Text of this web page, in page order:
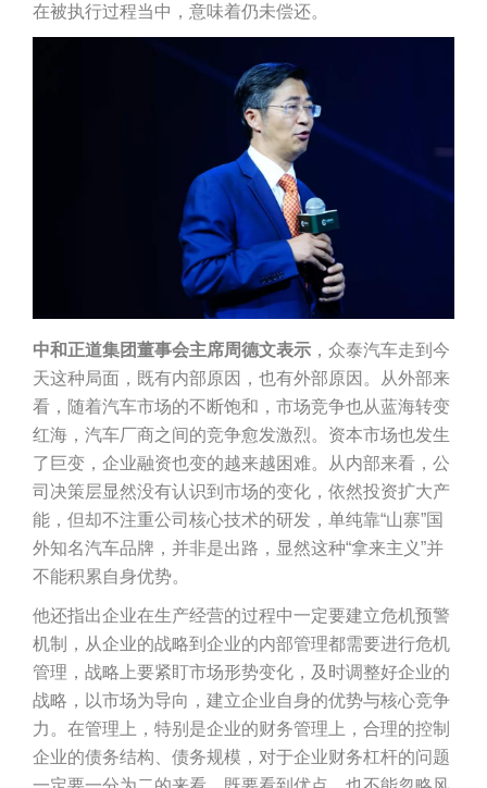
在被执行过程当中，意味着仍未偿还。
中和正道集团董事会主席周德文表示 ，众泰汽车走到今
天这种局面，既有内部原因，也有外部原因。从外部来
看，随着汽车市场的不断饱和，市场竞争也从蓝海转变
红海，汽车厂商之间的竞争愈发激烈。资本市场也发生
了巨变，企业融资也变的越来越困难。从内部来看，公
司决策层显然没有认识到市场的变化，依然投资扩大产
能，但却不注重公司核心技术的研发，单纯靠“山寨”国
外知名汽车品牌，并非是出路，显然这种“拿来主义”并
不能积累自身优势。
他还指出企业在生产经营的过程中一定要建立危机预警
机制，从企业的战略到企业的内部管理都需要进行危机
管理，战略上要紧盯市场形势变化，及时调整好企业的
战略，以市场为导向，建立企业自身的优势与核心竞争
力。在管理上，特别是企业的财务管理上，合理的控制
企业的债务结构、债务规模，对于企业财务杠杆的问题